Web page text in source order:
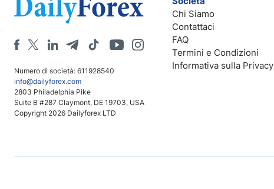
Numero di società: 611928540
info@dailyforex.com
2803 Philadelphia Pike
Suite B #287 Claymont, DE 19703, USA
Copyright 2026 Dailyforex LTD
Chi Siamo
Contattaci
FAQ
Termini e Condizioni
Informativa sulla Privacy